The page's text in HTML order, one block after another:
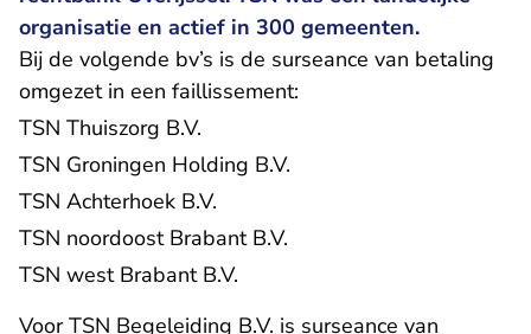
organisatie en actief in 300 gemeenten.
Bij de volgende bv’s is de surseance van betaling
omgezet in een faillissement:
TSN Thuiszorg B.V.
TSN Groningen Holding B.V.
TSN Achterhoek B.V.
TSN noordoost Brabant B.V.
TSN west Brabant B.V.
Voor TSN Begeleiding B.V. is surseance van